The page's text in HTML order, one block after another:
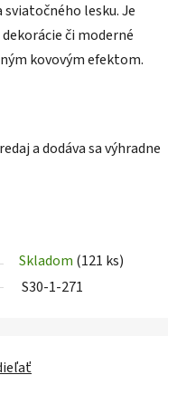
lesku. Je
či moderné
kovovým efektom.
a dodáva sa výhradne
Skladom (121 ks)
S30-1-271